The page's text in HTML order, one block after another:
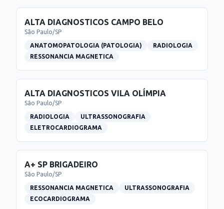
ALTA DIAGNOSTICOS CAMPO BELO
São Paulo/SP
ANATOMOPATOLOGIA (PATOLOGIA)
RADIOLOGIA
RESSONANCIA MAGNETICA
ALTA DIAGNOSTICOS VILA OLÍMPIA
São Paulo/SP
RADIOLOGIA
ULTRASSONOGRAFIA
ELETROCARDIOGRAMA
A+ SP BRIGADEIRO
São Paulo/SP
RESSONANCIA MAGNETICA
ULTRASSONOGRAFIA
ECOCARDIOGRAMA